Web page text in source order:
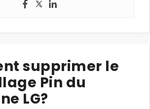
supprimer le
Pin du
LG?